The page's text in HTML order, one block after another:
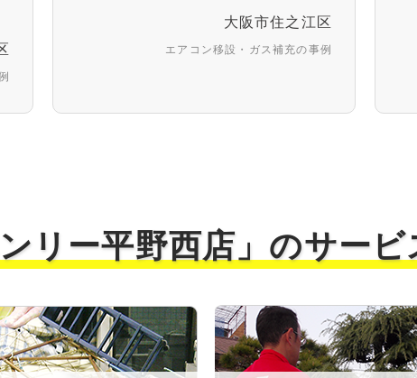
大阪市住之江区
エアコン移設・ガス補充の事例
リー平野西店」のサービ